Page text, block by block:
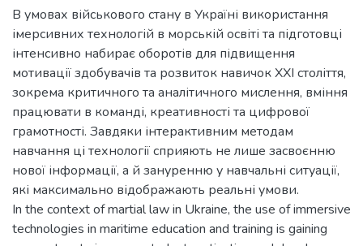
В умовах військового стану в Україні використання
імерсивних технологій в морській освіті та підготовці
інтенсивно набирає оборотів для підвищення
мотивації здобувачів та розвиток навичок XXI століття,
зокрема критичного та аналітичного мислення, вміння
працювати в команді, креативності та цифрової
грамотності. Завдяки інтерактивним методам
навчання ці технології сприяють не лише засвоєнню
нової інформації, а й зануренню у навчальні ситуації,
які максимально відображають реальні умови.
In the context of martial law in Ukraine, the use of immersive
technologies in maritime education and training is gaining